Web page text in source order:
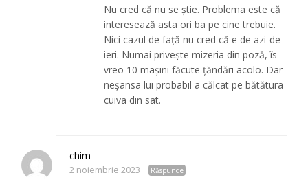
Nu cred că nu se știe. Problema este că
interesează asta ori ba pe cine trebuie.
Nici cazul de față nu cred că e de azi-de
ieri. Numai privește mizeria din poză, îs
vreo 10 mașini făcute țăndări acolo. Dar
neșansa lui probabil a călcat pe bătătura
cuiva din sat.
chim
2 noiembrie 2023 Răspunde